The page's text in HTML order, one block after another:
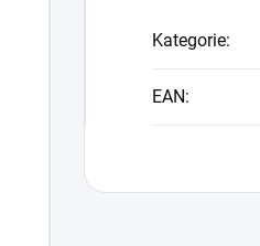
Kategorie:
EAN: